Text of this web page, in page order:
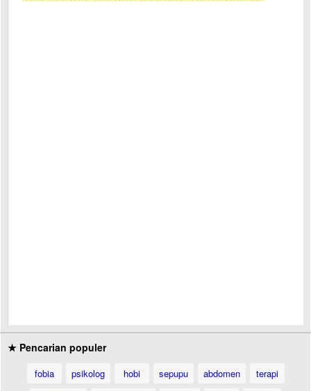
★ Pencarian populer
fobia psikolog hobi sepupu abdomen
terapi